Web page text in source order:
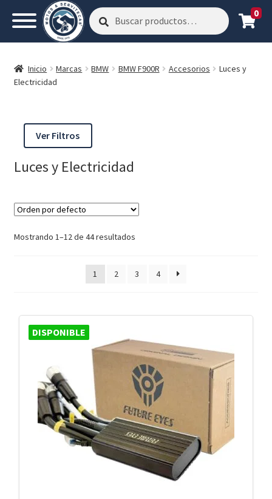
Buscar
por:
Buscar 0
Inicio Marcas BMW BMW F900R Accesorios
Luces y
Electricidad
Ver Filtros
Luces y Electricidad
Mostrando 1–12 de 44 resultados
1 2 3 4
DISPONIBLE